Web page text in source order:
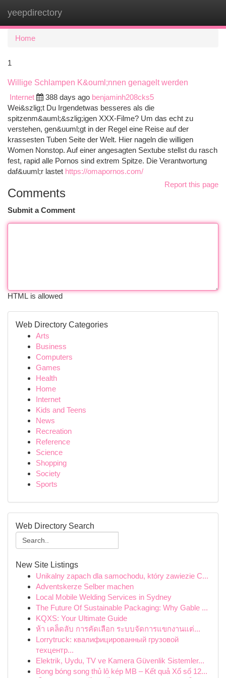
yeepdirectory
Home
1
Willige Schlampen K&ouml;nnen genagelt werden
Internet
388 days ago benjaminh208cks5
Wei&szlig;t Du Irgendetwas besseres als die
spitzenm&auml;&szlig;igen XXX-Filme? Um das echt zu
verstehen, gen&uuml;gt in der Regel eine Reise auf der
krassesten Tuben Seite der Welt. Hier nageln die willigen
Women Nonstop. Auf einer angesagten Sextube stellst du rasch
fest, rapid alle Pornos sind extrem Spitze. Die Verantwortung
daf&uuml;r lastet https://omapornos.com/
Report this page
Comments
Submit a Comment
HTML is allowed
Web Directory Categories
Arts
Business
Computers
Games
Health
Home
Internet
Kids and Teens
News
Recreation
Reference
Science
Shopping
Society
Sports
Web Directory Search
New Site Listings
Unikalny zapach dla samochodu, który zawiezie C...
Adventskerze Selber machen
Local Mobile Welding Services in Sydney
The Future Of Sustainable Packaging: Why Gable ...
KQXS: Your Ultimate Guide
ห้า เคล็ดลับ การคัดเลือก ระบบจัดการแขกงานแต่...
Lorrytruck: квалифицированный грузовой
техцентр...
Elektrik, Uydu, TV ve Kamera Güvenlik Sistemler...
Bong bóng song thủ lô kép MB – Kết quả Xổ số 12...